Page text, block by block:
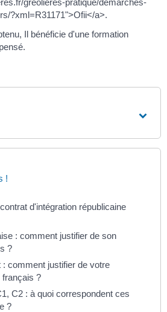
greolieres-pratique/demarches-
?xml=R31171">Ofii</a>.
Il bénéficie d'une formation
!
d'intégration républicaine
: comment justifier de son
?
: comment justifier de votre
?
C2 : à quoi correspondent ces
?